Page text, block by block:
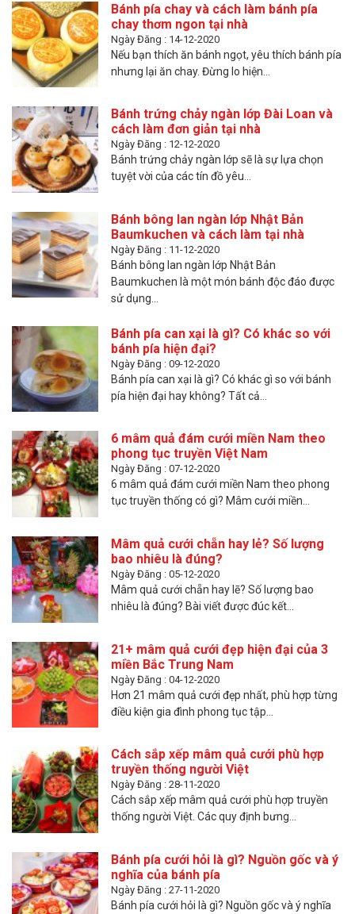
Bánh pía chay và cách làm bánh pía
chay thơm ngon tại nhà
Ngày Đăng : 14-12-2020
Nếu bạn thích ăn bánh ngọt, yêu thích bánh pía
nhưng lại ăn chay. Đừng lo hiện...
Bánh trứng chảy ngàn lớp Đài Loan và
cách làm đơn giản tại nhà
Ngày Đăng : 12-12-2020
Bánh trứng chảy ngàn lớp sẽ là sự lựa chọn
tuyệt vời của các tín đồ yêu...
Bánh bông lan ngàn lớp Nhật Bản
Baumkuchen và cách làm tại nhà
Ngày Đăng : 11-12-2020
Bánh bông lan ngàn lớp Nhật Bản
Baumkuchen là một món bánh độc đáo được
sử dụng...
Bánh pía can xại là gì? Có khác so với
bánh pía hiện đại?
Ngày Đăng : 09-12-2020
Bánh pía can xại là gì? Có khác gì so với bánh
pía hiện đại hay không? Tất cả...
6 mâm quả đám cưới miền Nam theo
phong tục truyền Việt Nam
Ngày Đăng : 07-12-2020
6 mâm quả đám cưới miền Nam theo phong
tục truyền thống có gì? Mâm cưới miền...
Mâm quả cưới chẵn hay lẻ? Số lượng
bao nhiêu là đúng?
Ngày Đăng : 05-12-2020
Mâm quả cưới chẵn hay lẽ? Số lượng bao
nhiêu là đúng? Bài viết được đúc kết...
21+ mâm quả cưới đẹp hiện đại của 3
miền Bắc Trung Nam
Ngày Đăng : 04-12-2020
Hơn 21 mâm quả cưới đẹp nhất, phù hợp từng
điều kiện gia đình phong tục tập...
Cách sắp xếp mâm quả cưới phù hợp
truyền thống người Việt
Ngày Đăng : 28-11-2020
Cách sắp xếp mâm quả cưới phù hợp truyền
thống người Việt. Các quy định bưng...
Bánh pía cưới hỏi là gì? Nguồn gốc và ý
nghĩa của bánh pía
Ngày Đăng : 27-11-2020
Bánh pía cưới hỏi là gì? Nguồn gốc và ý nghĩa